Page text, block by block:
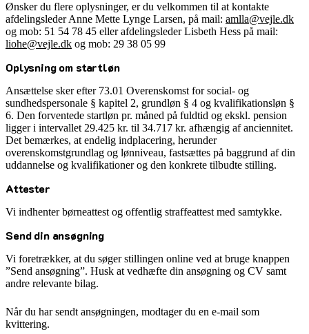
Ønsker du flere oplysninger, er du velkommen til at kontakte
afdelingsleder Anne Mette Lynge Larsen, på mail: amlla@vejle.dk
og mob: 51 54 78 45 eller afdelingsleder Lisbeth Hess på mail:
liohe@vejle.dk og mob: 29 38 05 99
Oplysning om startløn
Ansættelse sker efter 73.01 Overenskomst for social- og
sundhedspersonale § kapitel 2, grundløn § 4 og kvalifikationsløn §
6. Den forventede startløn pr. måned på fuldtid og ekskl. pension
ligger i intervallet 29.425 kr. til 34.717 kr. afhængig af anciennitet.
Det bemærkes, at endelig indplacering, herunder
overenskomstgrundlag og lønniveau, fastsættes på baggrund af din
uddannelse og kvalifikationer og den konkrete tilbudte stilling.
Attester
Vi indhenter børneattest og offentlig straffeattest med samtykke.
Send din ansøgning
Vi foretrækker, at du søger stillingen online ved at bruge knappen
”Send ansøgning”. Husk at vedhæfte din ansøgning og CV samt
andre relevante bilag.
Når du har sendt ansøgningen, modtager du en e-mail som
kvittering.